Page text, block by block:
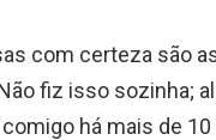
com certeza são
fiz isso sozinha;
há mais de 10